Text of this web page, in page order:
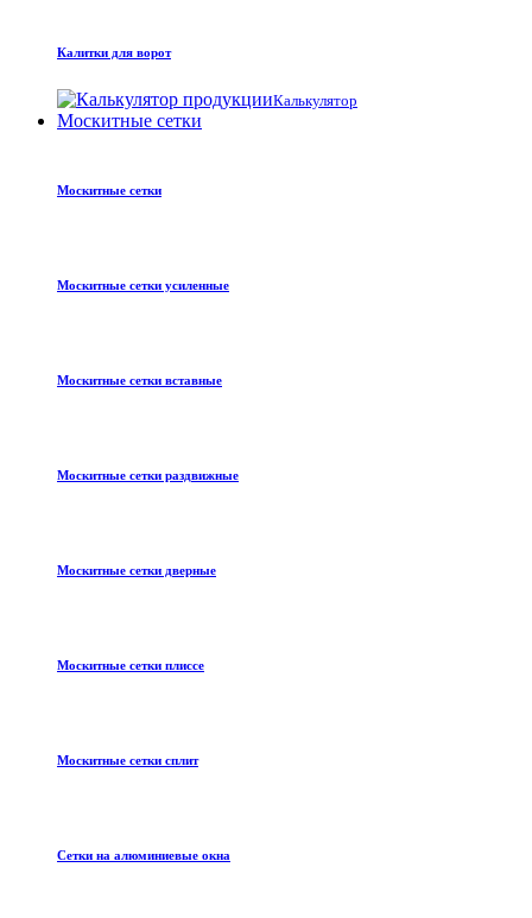
Калитки для ворот
Калькулятор
Москитные сетки
Москитные сетки
Москитные сетки усиленные
Москитные сетки вставные
Москитные сетки раздвижные
Москитные сетки дверные
Москитные сетки плиссе
Москитные сетки сплит
Сетки на алюминиевые окна